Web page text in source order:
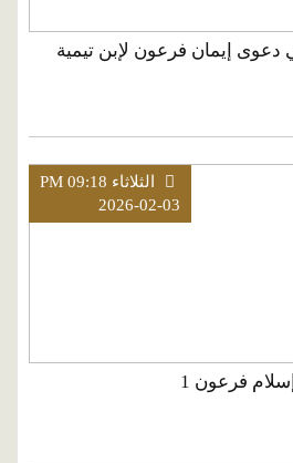
دعوى إيمان فرعون لإبن تيمية
الثلاثاء PM 09:18
2026-02-03
فرعون 1